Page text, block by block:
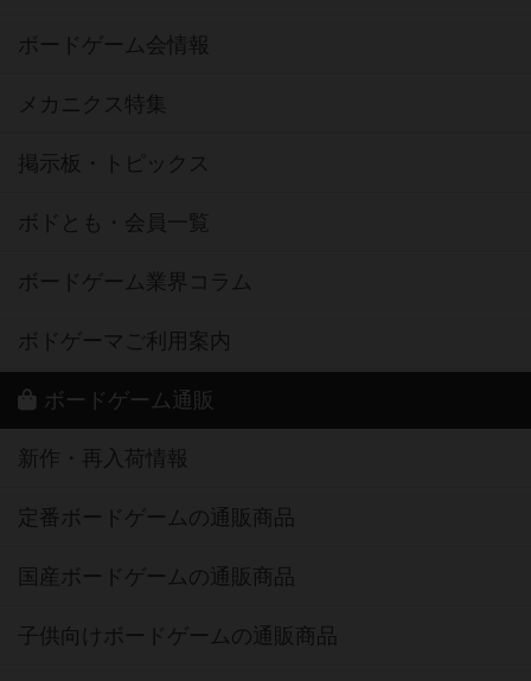
ボードゲーム会情報
メカニクス特集
掲示板・トピックス
ボドとも・会員一覧
ボードゲーム業界コラム
ボドゲーマご利用案内
ボードゲーム通販
新作・再入荷情報
定番ボードゲームの通販商品
国産ボードゲームの通販商品
子供向けボードゲームの通販商品